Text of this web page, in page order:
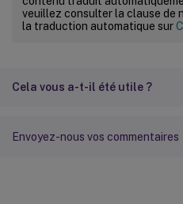
veuillez consulter la clause de
la traduction automatique sur
Cela vous a-t-il été utile ?
Envoyez-nous vos commentaires